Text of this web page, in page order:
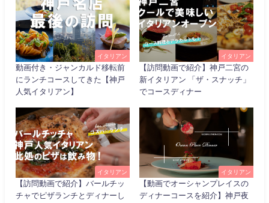
イタリアン
動画付き・ジャンカルド移転前
にランチコースしてきた【神戸
人気イタリアン】
イタリアン
【訪問動画で紹介】神戸二宮の
新イタリアン 「ザ・スナッチ」
でコースディナー
イタリアン
【訪問動画で紹介】バールチッ
チャでピザランチとディナーし
イタリアン
【動画でオーシャンプレイスの
ディナーコースを紹介】神戸夜